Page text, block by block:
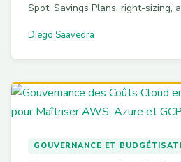
Spot, Savings Plans, right-sizing,
facture GPU de 60 %, avec du
Diego Saavedra
GOUVERNANCE ET